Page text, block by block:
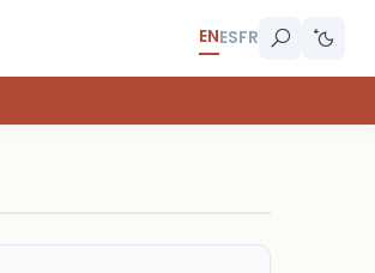
ENESFR